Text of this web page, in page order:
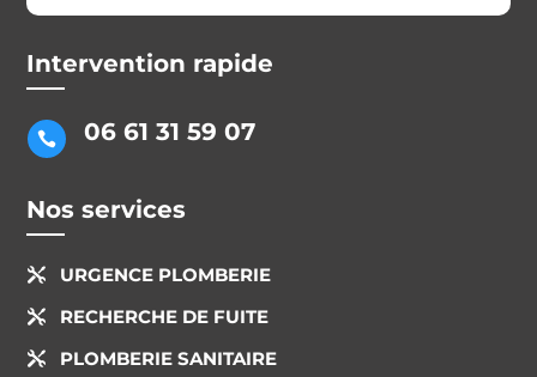
Intervention rapide
 06 61 31 59 07
Nos services
 URGENCE PLOMBERIE
 RECHERCHE DE FUITE
 PLOMBERIE SANITAIRE